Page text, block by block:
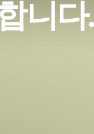
로가기